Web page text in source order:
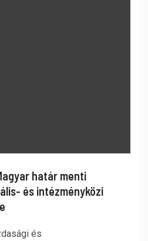
határ menti
és intézményközi
és